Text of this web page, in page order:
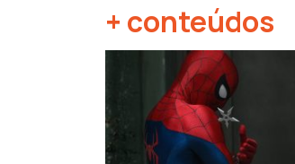
+ conteúdos